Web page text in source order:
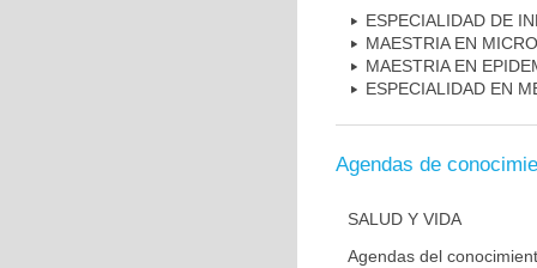
ESPECIALIDAD DE
MAESTRIA EN
MAESTRIA EN
ESPECIALIDAD EN
Agendas de
SALUD Y VIDA
Agendas del